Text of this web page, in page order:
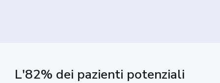
L'82% dei pazienti potenziali